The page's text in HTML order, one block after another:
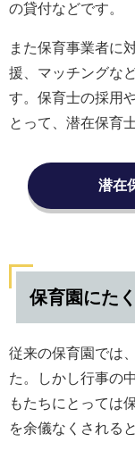
の貸付などです。
また保育事業者に
援、マッチングな
す。保育士の採用
とって、潜在保育
潜在
保育園にた
従来の保育園では
た。しかし行事の
もたちにとっては
を余儀なくされる